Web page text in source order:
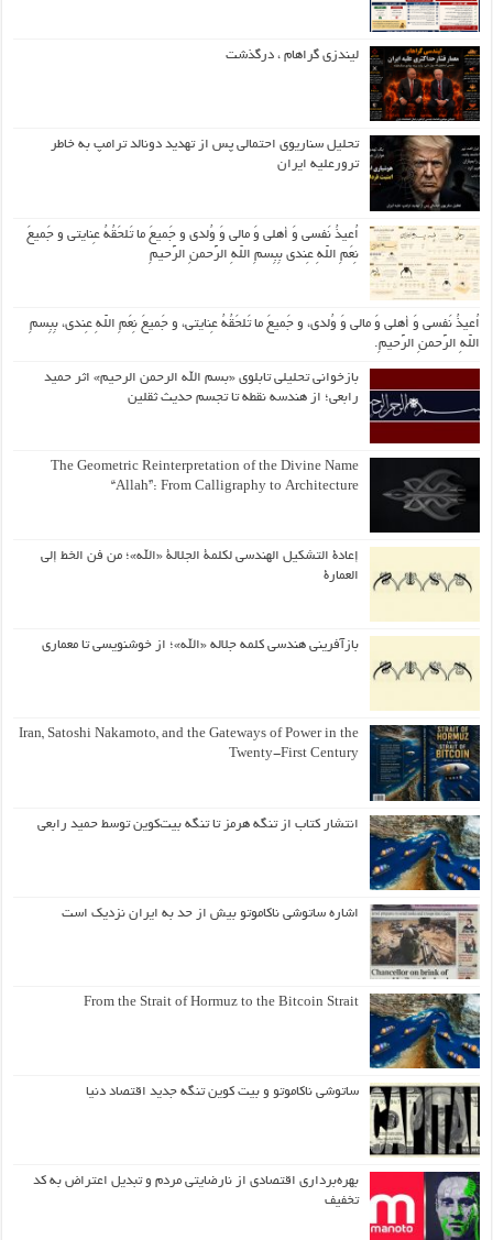
لیندزی گراهام ، درگذشت
تحلیل سناریوی احتمالی پس از تهدید دونالد ترامپ به خاطر
ترورعلیه ایران
اُعیذُ نَفسی وَ أهلی وَ مالی وَ وُلدی و جَمیعَ ما تَلحَقُهُ عِنایتی و جَمیعَ
نِعَمِ اللّهِ عِندی بِبِسمِ اللّهِ الرَّحمنِ الرَّحیمِ
اُعیذُ نَفسی وَ أهلی وَ مالی وَ وُلدی، و جَمیعَ ما تَلحَقُهُ عِنایتی، و جَمیعَ نِعَمِ اللّهِ عِندی، بِبِسمِ
اللّهِ الرَّحمنِ الرَّحیمِ.
بازخوانی تحلیلی تابلوی «بسم الله الرحمن الرحیم» اثر حمید
رابعی؛ از هندسه نقطه تا تجسم حدیث ثقلین
The Geometric Reinterpretation of the Divine Name
“Allah”: From Calligraphy to Architecture
إعادة التشكيل الهندسي لكلمة الجلالة «الله»؛ من فن الخط إلى
العمارة
بازآفرینی هندسی کلمه جلاله «الله»؛ از خوشنویسی تا معماری
Iran, Satoshi Nakamoto, and the Gateways of Power in the
Twenty-First Century
انتشار کتاب از تنگه هرمز تا تنگه بیت‌کوین توسط حمید رابعی
اشاره ساتوشی ناکاموتو بیش از حد به ایران نزدیک است
From the Strait of Hormuz to the Bitcoin Strait
ساتوشی ناکاموتو و بیت کوین تنگه جدید اقتصاد دنیا
بهره‌برداری اقتصادی از نارضایتی مردم و تبدیل اعتراض به کد
تخفیف